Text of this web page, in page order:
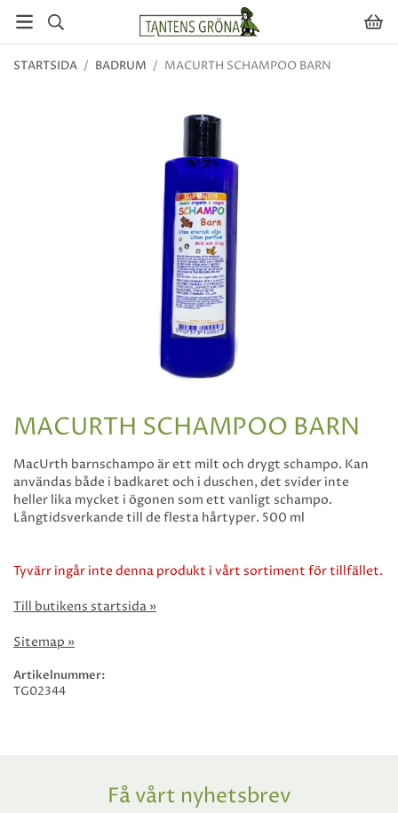
STARTSIDA / BADRUM / MACURTH SCHAMPOO BARN
MACURTH SCHAMPOO BARN
MacUrth barnschampo är ett milt och drygt schampo. Kan
användas både i badkaret och i duschen, det svider inte
heller lika mycket i ögonen som ett vanligt schampo.
Långtidsverkande till de flesta hårtyper. 500 ml
Tyvärr ingår inte denna produkt i vårt sortiment för tillfället.
Till butikens startsida »
Sitemap »
Artikelnummer:
TG02344
Få vårt nyhetsbrev